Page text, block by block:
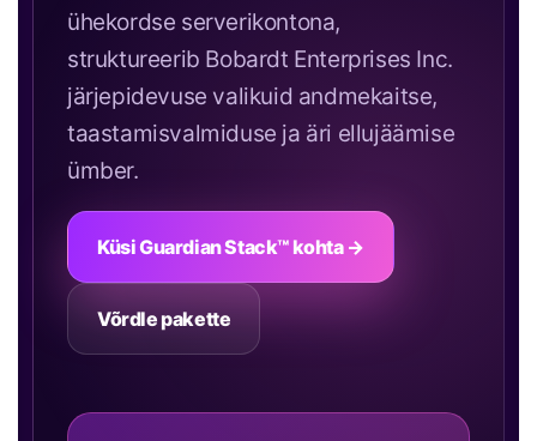
ühekordse serverikontona,
struktureerib Bobardt Enterprises Inc.
järjepidevuse valikuid andmekaitse,
taastamisvalmiduse ja äri ellujäämise
ümber.
Küsi Guardian Stack™ kohta →
Võrdle pakette